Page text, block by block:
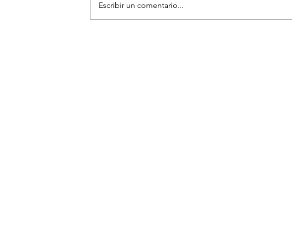
Escribir un comentario...